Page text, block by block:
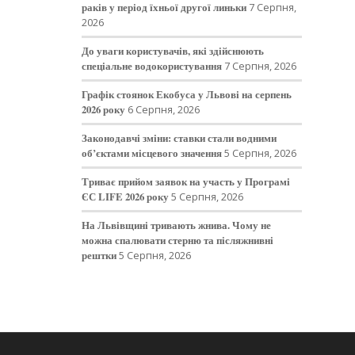
раків у період їхньої другої линьки 7 Серпня,
2026
До уваги користувачів, які здійснюють
спеціальне водокористування 7 Серпня, 2026
Графік стоянок Екобуса у Львові на серпень
2026 року 6 Серпня, 2026
Законодавчі зміни: ставки стали водними
об’єктами місцевого значення5 Серпня, 2026
Триває прийом заявок на участь у Програмі
ЄС LIFE 2026 року5 Серпня, 2026
На Львівщині тривають жнива. Чому не
можна спалювати стерню та післяжнивні
рештки5 Серпня, 2026